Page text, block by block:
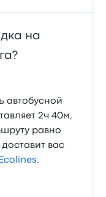
на
автобусной
2ч 40м,
равно
вас
Ecolines.